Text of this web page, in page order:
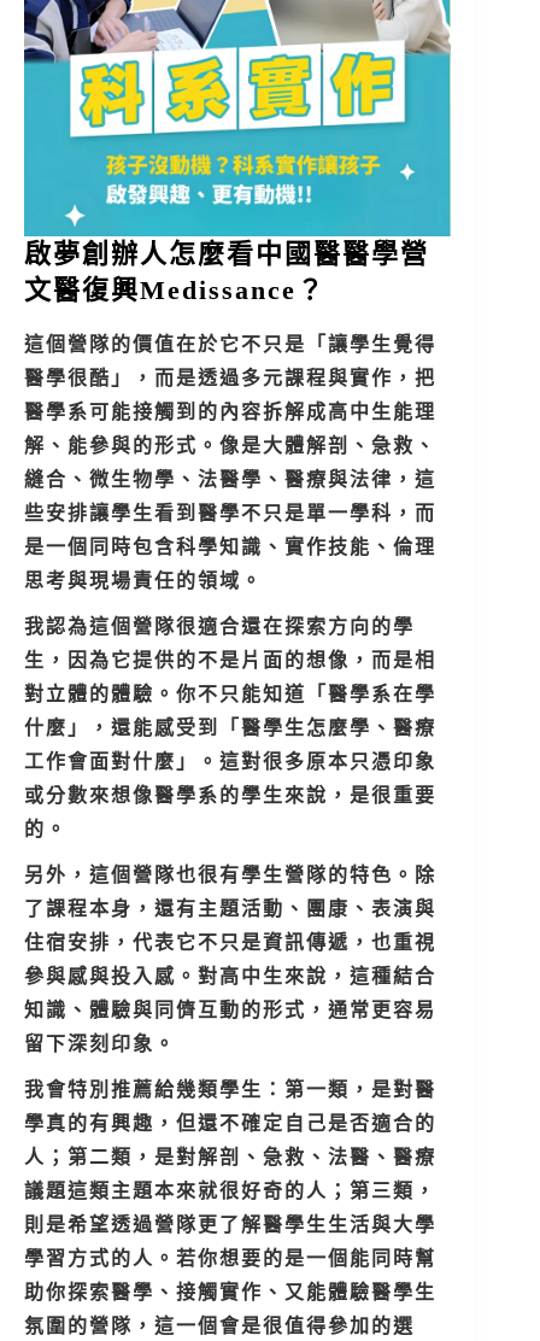
啟夢創辦人怎麼看中國醫醫學營
文醫復興Medissance？
這個營隊的價值在於它不只是「讓學生覺得
醫學很酷」，而是透過多元課程與實作，把
醫學系可能接觸到的內容拆解成高中生能理
解、能參與的形式。像是大體解剖、急救、
縫合、微生物學、法醫學、醫療與法律，這
些安排讓學生看到醫學不只是單一學科，而
是一個同時包含科學知識、實作技能、倫理
思考與現場責任的領域。
我認為這個營隊很適合還在探索方向的學
生，因為它提供的不是片面的想像，而是相
對立體的體驗。你不只能知道「醫學系在學
什麼」，還能感受到「醫學生怎麼學、醫療
工作會面對什麼」。這對很多原本只憑印象
或分數來想像醫學系的學生來說，是很重要
的。
另外，這個營隊也很有學生營隊的特色。除
了課程本身，還有主題活動、團康、表演與
住宿安排，代表它不只是資訊傳遞，也重視
參與感與投入感。對高中生來說，這種結合
知識、體驗與同儕互動的形式，通常更容易
留下深刻印象。
我會特別推薦給幾類學生：第一類，是對醫
學真的有興趣，但還不確定自己是否適合的
人；第二類，是對解剖、急救、法醫、醫療
議題這類主題本來就很好奇的人；第三類，
則是希望透過營隊更了解醫學生生活與大學
學習方式的人。若你想要的是一個能同時幫
助你探索醫學、接觸實作、又能體驗醫學生
氛圍的營隊，這一個會是很值得參加的選